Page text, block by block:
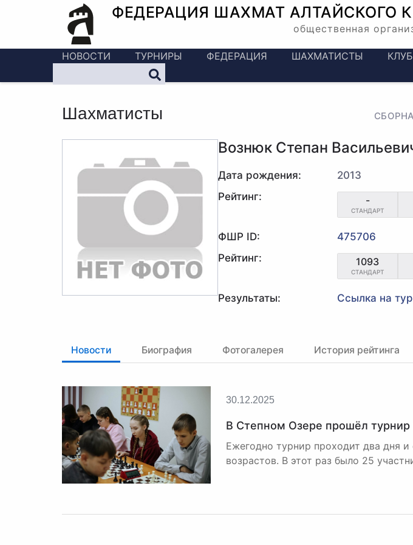
ФЕДЕРАЦИЯ ШАХМАТ АЛТАЙСКОГО
общественная
НОВОСТИ ТУРНИРЫ ФЕДЕРАЦИЯ ШАХМАТИСТЫ
Шахматисты
Вознюк Степан
Дата рождения:
2013
Рейтинг:
-
СТАНДАРТ
ФШР ID:
475706
Рейтинг:
1093
СТАНДАРТ
Результаты: Ссылка на
Новости Биография Фотогалерея История рейтинга
30.12.2025
В Степном Озере прошёл
Ежегодно турнир проходит два дня
возрастов. В этот раз было 25